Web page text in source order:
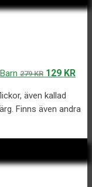
279KR Det
priset
var:
129 KRDet
är:
även kallad
Finns även andra